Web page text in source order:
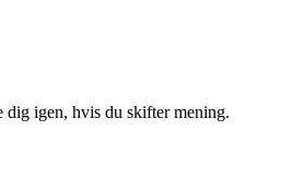
dig igen, hvis du skifter mening.